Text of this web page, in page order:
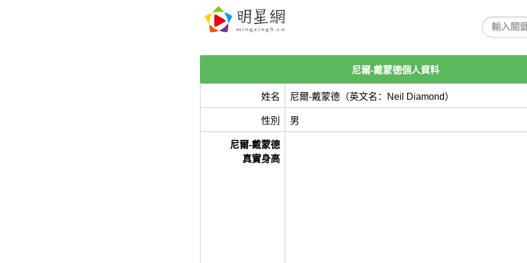
尼爾-戴蒙德個人資料
姓名 尼爾-戴蒙德（英文名：Neil Diamond）
性別 男
尼爾-戴蒙德
真實身高